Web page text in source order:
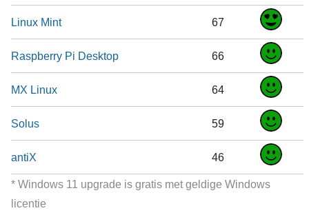
Linux Mint 67
Raspberry Pi Desktop 66
MX Linux 64
Solus 59
antiX 46
* Windows 11 upgrade is gratis met geldige Windows
licentie